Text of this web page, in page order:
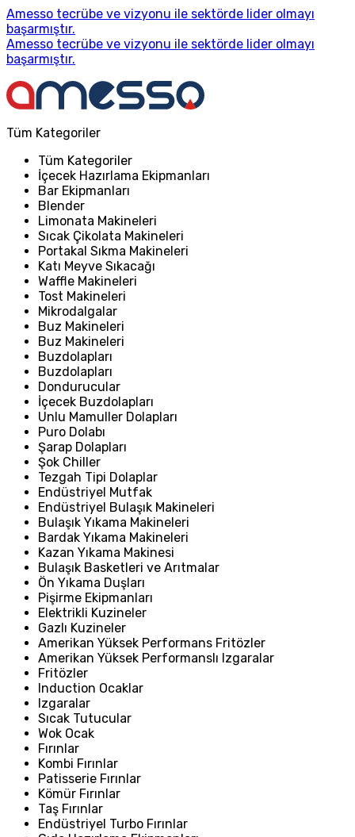
Amesso tecrübe ve vizyonu ile sektörde lider olmayı
başarmıştır.
Amesso tecrübe ve vizyonu ile sektörde lider olmayı
başarmıştır.
Tüm Kategoriler
Tüm Kategoriler
İçecek Hazırlama Ekipmanları
Bar Ekipmanları
Blender
Limonata Makineleri
Sıcak Çikolata Makineleri
Portakal Sıkma Makineleri
Katı Meyve Sıkacağı
Waffle Makineleri
Tost Makineleri
Mikrodalgalar
Buz Makineleri
Buz Makineleri
Buzdolapları
Buzdolapları
Dondurucular
İçecek Buzdolapları
Unlu Mamuller Dolapları
Puro Dolabı
Şarap Dolapları
Şok Chiller
Tezgah Tipi Dolaplar
Endüstriyel Mutfak
Endüstriyel Bulaşık Makineleri
Bulaşık Yıkama Makineleri
Bardak Yıkama Makineleri
Kazan Yıkama Makinesi
Bulaşık Basketleri ve Arıtmalar
Ön Yıkama Duşları
Pişirme Ekipmanları
Elektrikli Kuzineler
Gazlı Kuzineler
Amerikan Yüksek Performans Fritözler
Amerikan Yüksek Performanslı Izgaralar
Fritözler
Induction Ocaklar
Izgaralar
Sıcak Tutucular
Wok Ocak
Fırınlar
Kombi Fırınlar
Patisserie Fırınlar
Kömür Fırınlar
Taş Fırınlar
Endüstriyel Turbo Fırınlar